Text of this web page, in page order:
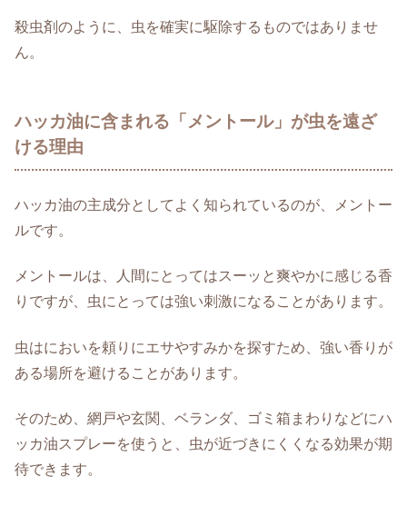
殺虫剤のように、虫を確実に駆除するものではありませ
ん。
ハッカ油に含まれる「メントール」が虫を遠ざ
ける理由
ハッカ油の主成分としてよく知られているのが、メントー
ルです。
メントールは、人間にとってはスーッと爽やかに感じる香
りですが、虫にとっては強い刺激になることがあります。
虫はにおいを頼りにエサやすみかを探すため、強い香りが
ある場所を避けることがあります。
そのため、網戸や玄関、ベランダ、ゴミ箱まわりなどにハ
ッカ油スプレーを使うと、虫が近づきにくくなる効果が期
待できます。